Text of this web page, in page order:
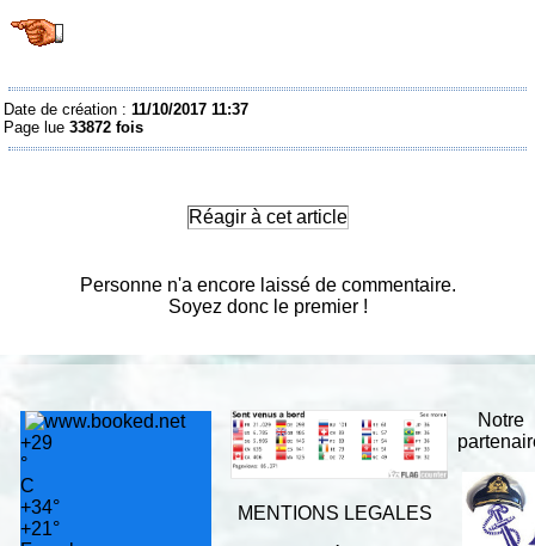
Date de création :11/10/2017 11:37
Page lue33872 fois
Réagir à cet article
Personne n'a encore laissé de commentaire.
Soyez donc le premier !
+29
°
C
+34°
+21°
MENTIONS LEGALES
Notre